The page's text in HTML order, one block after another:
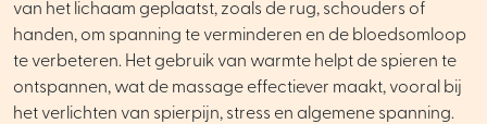
van het lichaam geplaatst, zoals de rug, schouders of
handen, om spanning te verminderen en de bloedsomloop
te verbeteren. Het gebruik van warmte helpt de spieren te
ontspannen, wat de massage effectiever maakt, vooral bij
het verlichten van spierpijn, stress en algemene spanning.